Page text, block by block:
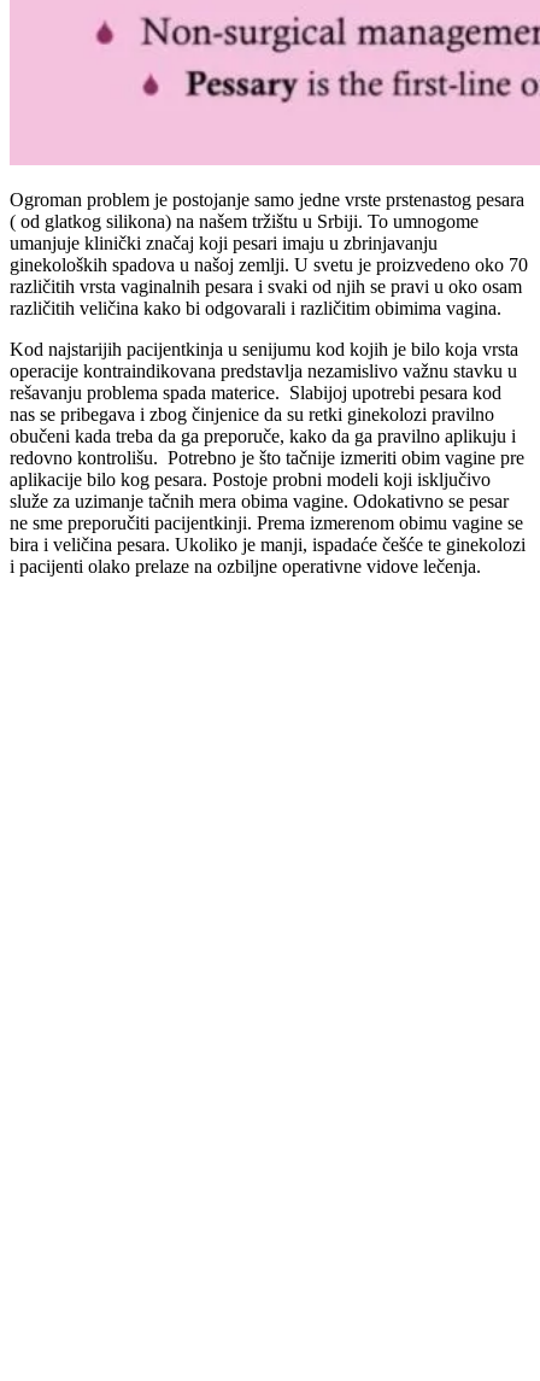
Ogroman problem je postojanje samo jedne vrste prstenastog pesara
( od glatkog silikona) na našem tržištu u Srbiji. To umnogome
umanjuje klinički značaj koji pesari imaju u zbrinjavanju
ginekoloških spadova u našoj zemlji. U svetu je proizvedeno oko 70
različitih vrsta vaginalnih pesara i svaki od njih se pravi u oko osam
različitih veličina kako bi odgovarali i različitim obimima vagina.
Kod najstarijih pacijentkinja u senijumu kod kojih je bilo koja vrsta
operacije kontraindikovana predstavlja nezamislivo važnu stavku u
rešavanju problema spada materice. Slabijoj upotrebi pesara kod
nas se pribegava i zbog činjenice da su retki ginekolozi pravilno
obučeni kada treba da ga preporuče, kako da ga pravilno aplikuju i
redovno kontrolišu. Potrebno je što tačnije izmeriti obim vagine pre
aplikacije bilo kog pesara. Postoje probni modeli koji isključivo
služe za uzimanje tačnih mera obima vagine. Odokativno se pesar
ne sme preporučiti pacijentkinji. Prema izmerenom obimu vagine se
bira i veličina pesara. Ukoliko je manji, ispadaće češće te ginekolozi
i pacijenti olako prelaze na ozbiljne operativne vidove lečenja.